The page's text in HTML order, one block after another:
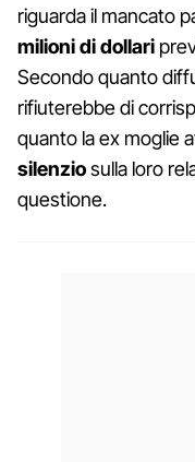
riguarda il mancato
milioni di dollari
Secondo quanto
rifiuterebbe di
quanto la ex moglie
silenziosulla loro
questione.